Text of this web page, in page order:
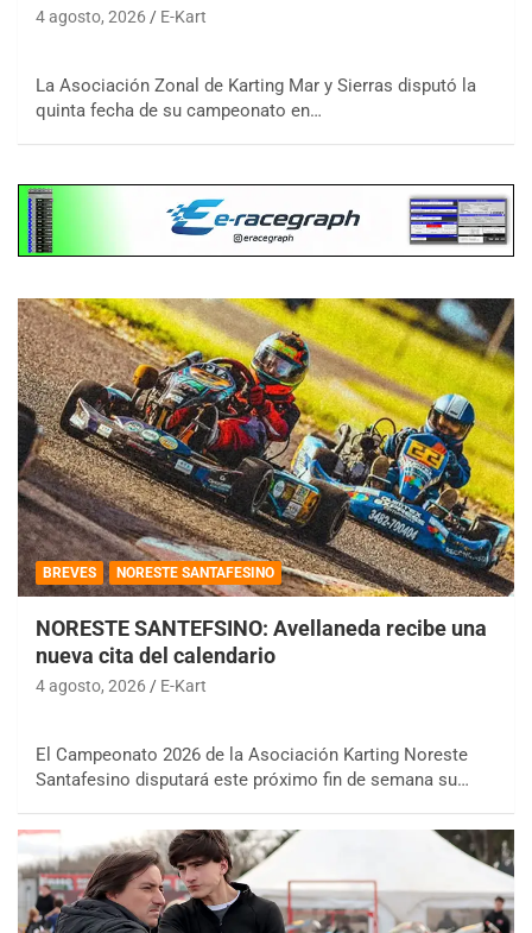
4 agosto, 2026 E-Kart
La Asociación Zonal de Karting Mar y Sierras disputó la
quinta fecha de su campeonato en…
BREVES NORESTE SANTAFESINO
NORESTE SANTEFSINO: Avellaneda recibe una
nueva cita del calendario
4 agosto, 2026 E-Kart
El Campeonato 2026 de la Asociación Karting Noreste
Santafesino disputará este próximo fin de semana su…